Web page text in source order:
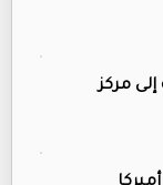
مركز